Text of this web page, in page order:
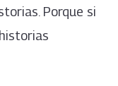
Porque si